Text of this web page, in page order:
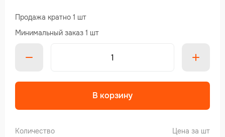
Продажа кратно 1 шт
Минимальный заказ 1 шт
В корзину
Количество Цена за шт